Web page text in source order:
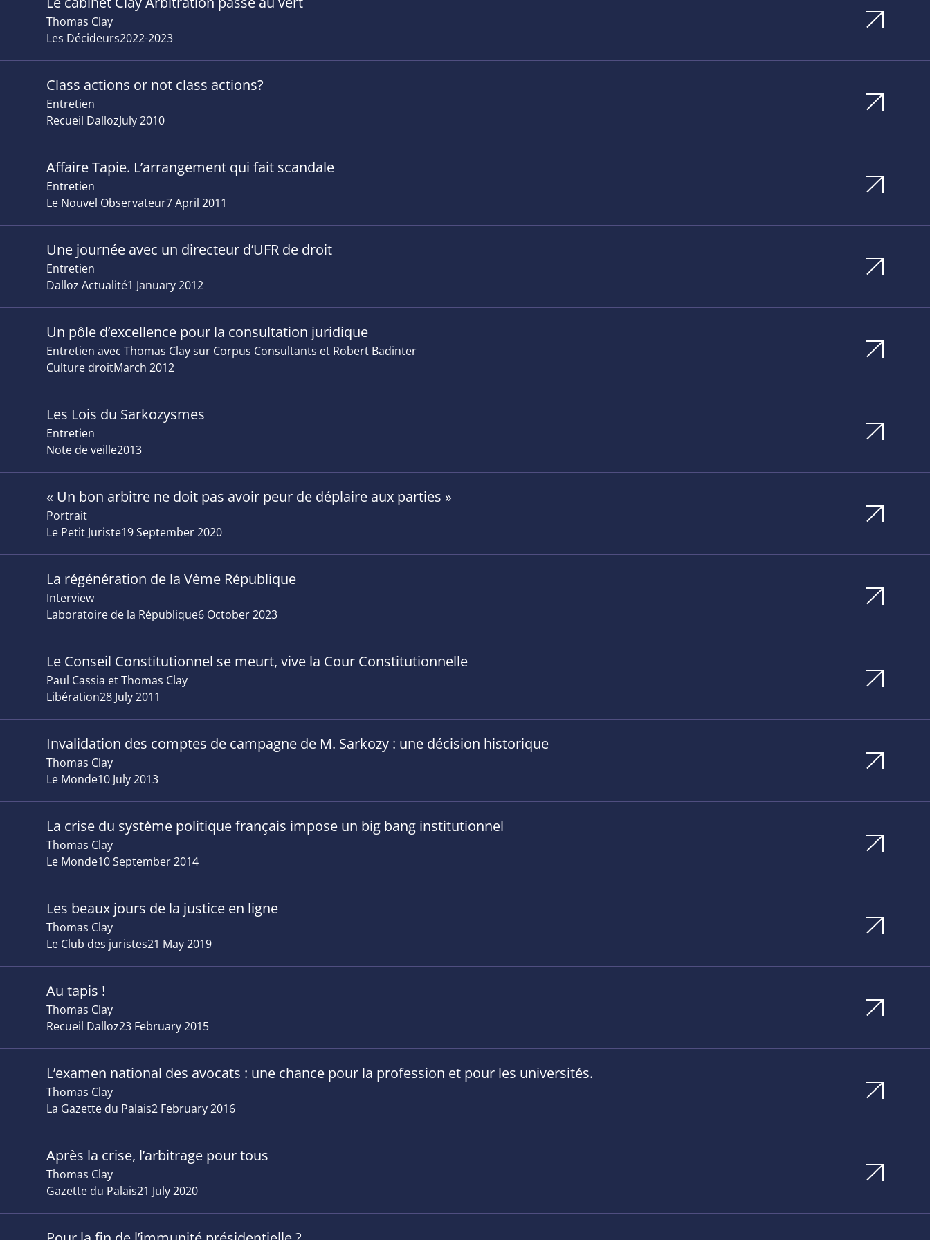
Thomas Clay
Les Décideurs2022-2023
Class actions or not class actions?
Entretien
Recueil DallozJuly 2010
Affaire Tapie. L’arrangement qui fait scandale
Entretien
Le Nouvel Observateur7 April 2011
Une journée avec un directeur d’UFR de droit
Entretien
Dalloz Actualité1 January 2012
Un pôle d’excellence pour la consultation juridique
Entretien avec Thomas Clay sur Corpus Consultants et Robert Badinter
Culture droitMarch 2012
Les Lois du Sarkozysmes
Entretien
Note de veille2013
« Un bon arbitre ne doit pas avoir peur de déplaire aux parties »
Portrait
Le Petit Juriste19 September 2020
La régénération de la Vème République
Interview
Laboratoire de la République6 October 2023
Le Conseil Constitutionnel se meurt, vive la Cour Constitutionnelle
Paul Cassia et Thomas Clay
Libération28 July 2011
Invalidation des comptes de campagne de M. Sarkozy : une décision historique
Thomas Clay
Le Monde10 July 2013
La crise du système politique français impose un big bang institutionnel
Thomas Clay
Le Monde10 September 2014
Les beaux jours de la justice en ligne
Thomas Clay
Le Club des juristes21 May 2019
Au tapis !
Thomas Clay
Recueil Dalloz23 February 2015
L’examen national des avocats : une chance pour la profession et pour les universités.
Thomas Clay
La Gazette du Palais2 February 2016
Après la crise, l’arbitrage pour tous
Thomas Clay
Gazette du Palais21 July 2020